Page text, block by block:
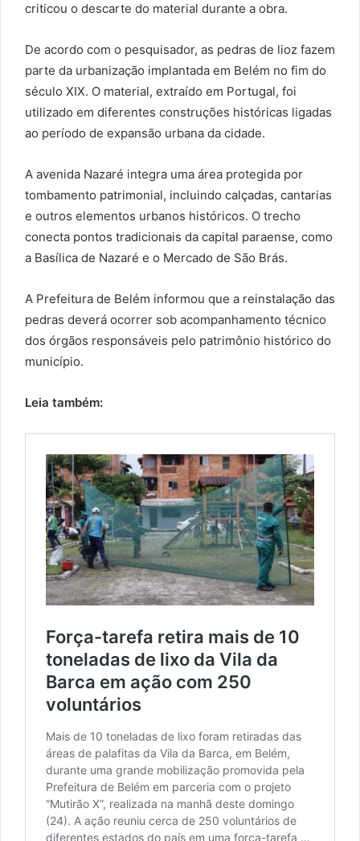
criticou o descarte do material durante a obra.
De acordo com o pesquisador, as pedras de lioz fazem
parte da urbanização implantada em Belém no fim do
século XIX. O material, extraído em Portugal, foi
utilizado em diferentes construções históricas ligadas
ao período de expansão urbana da cidade.
A avenida Nazaré integra uma área protegida por
tombamento patrimonial, incluindo calçadas, cantarias
e outros elementos urbanos históricos. O trecho
conecta pontos tradicionais da capital paraense, como
a Basílica de Nazaré e o Mercado de São Brás.
A Prefeitura de Belém informou que a reinstalação das
pedras deverá ocorrer sob acompanhamento técnico
dos órgãos responsáveis pelo patrimônio histórico do
município.
Leia também: